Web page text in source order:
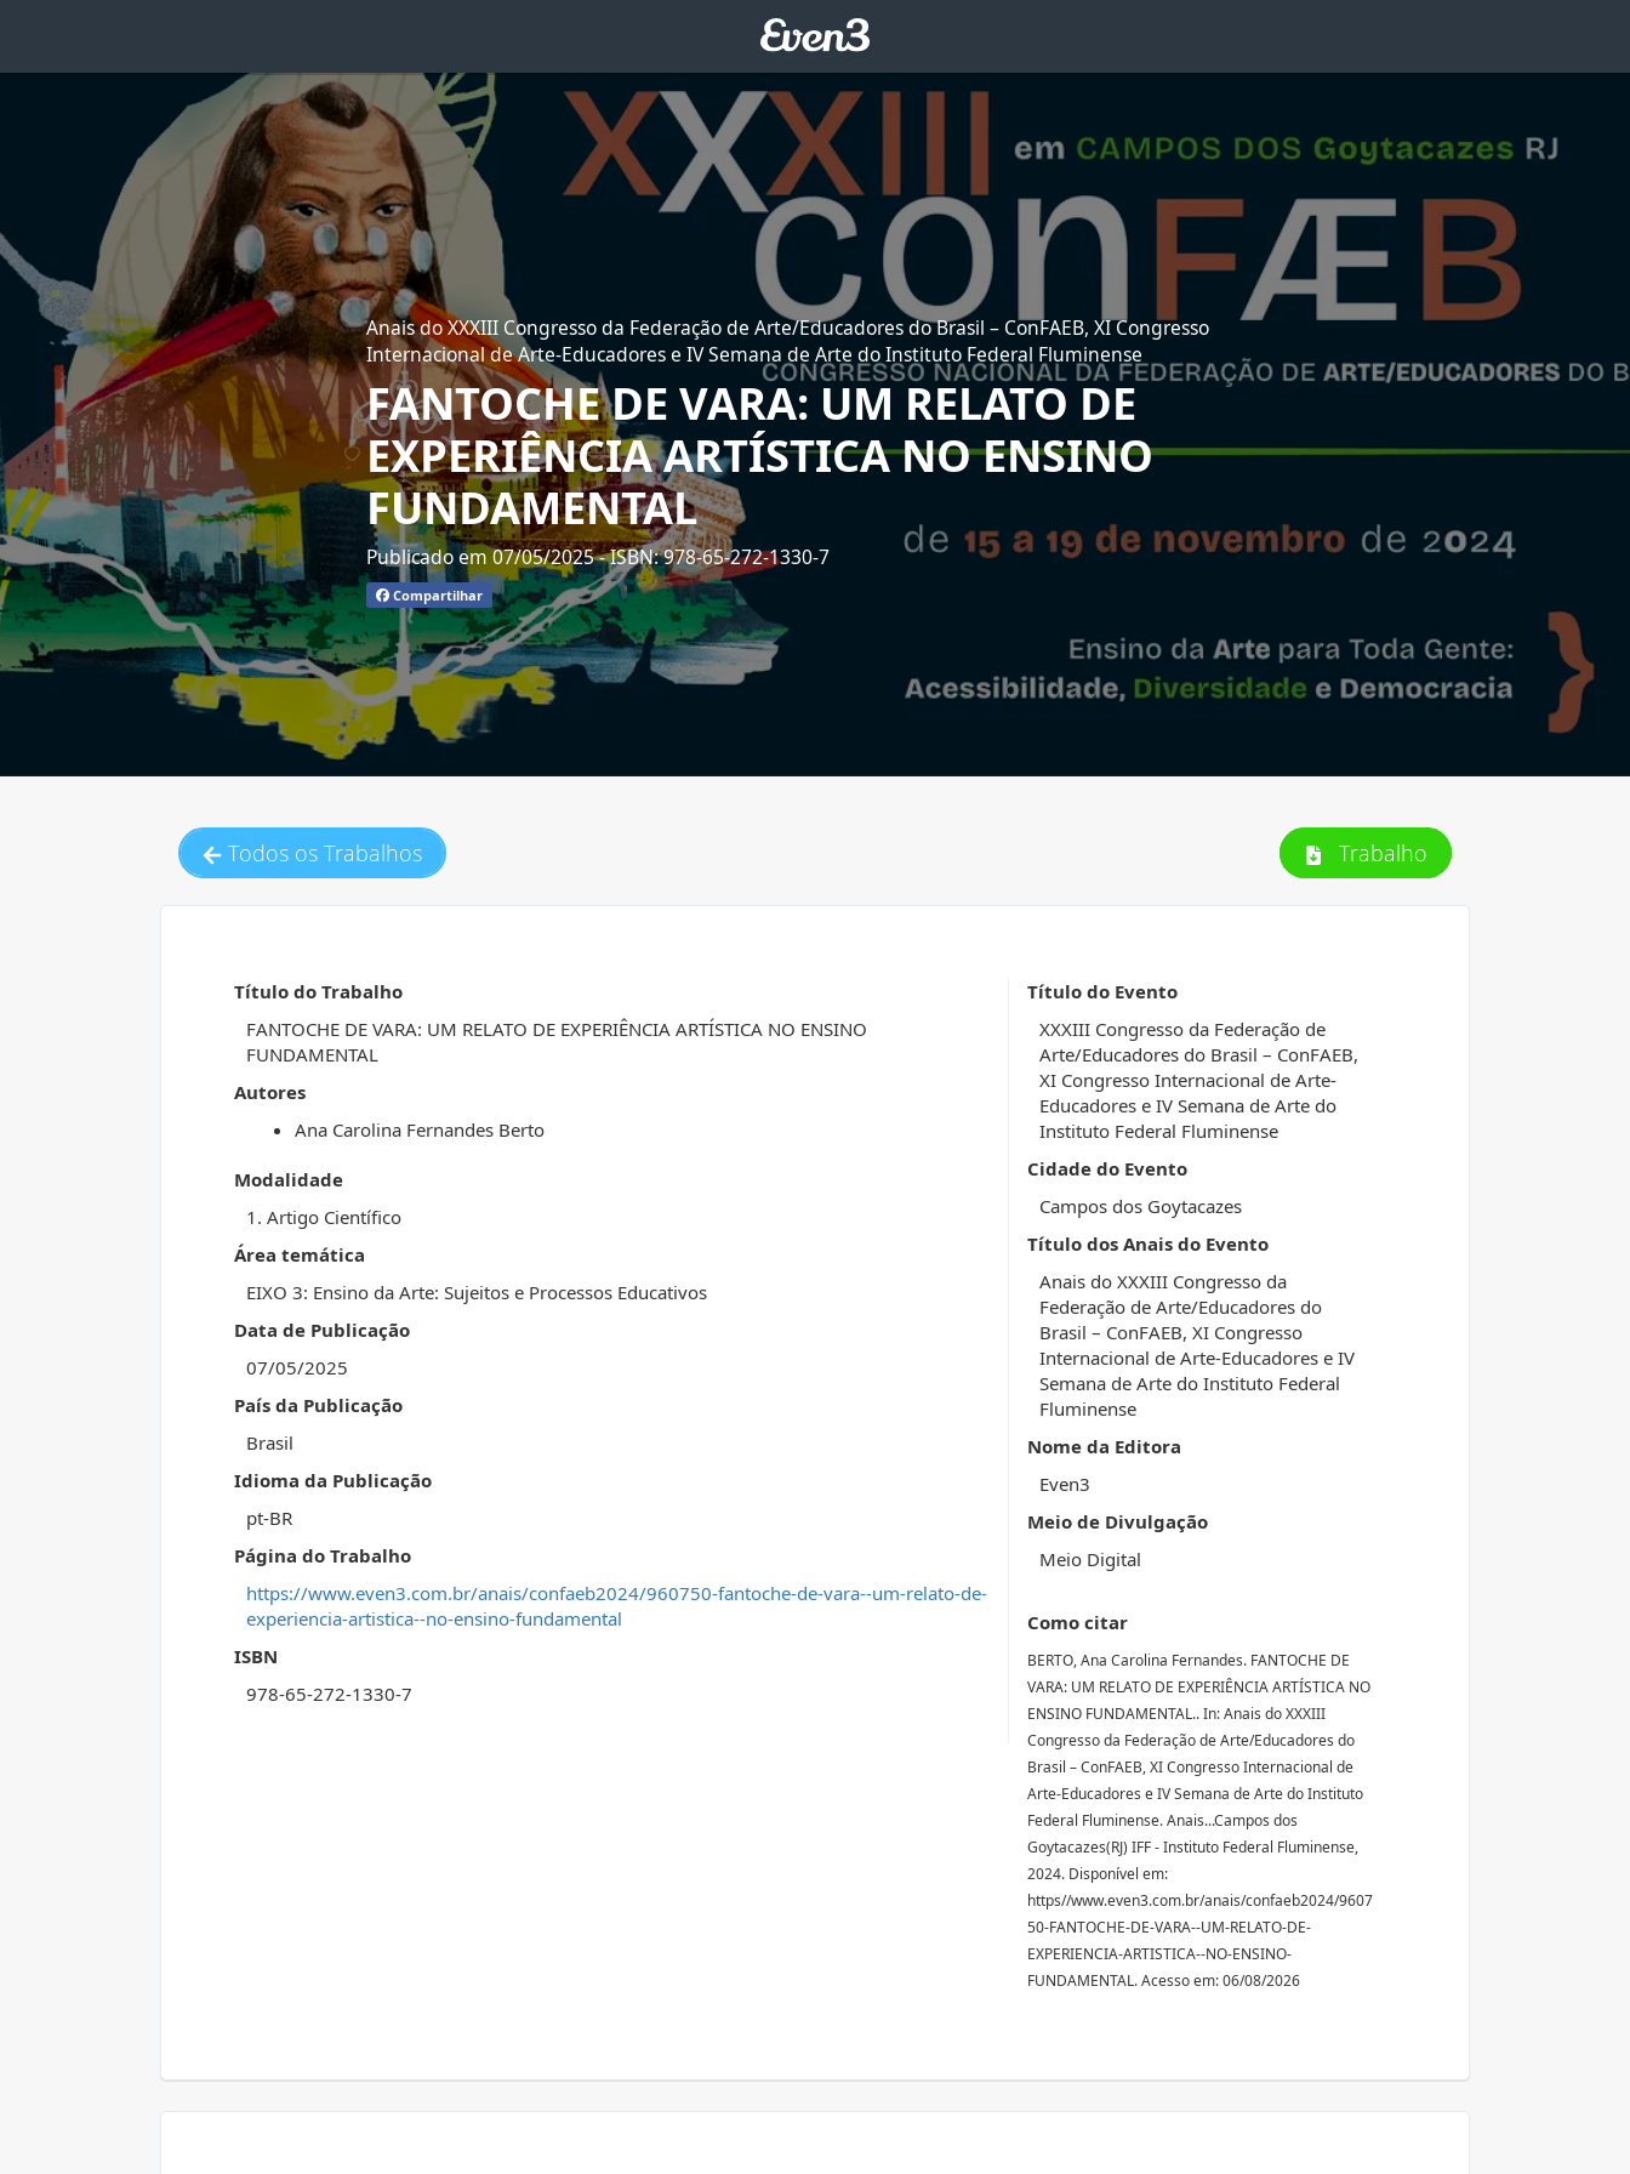
Anais do XXXIII Congresso da Federação de Arte/Educadores do Brasil – ConFAEB, XI Congresso
Internacional de Arte-Educadores e IV Semana de Arte do Instituto Federal Fluminense
FANTOCHE DE VARA: UM RELATO DE
EXPERIÊNCIA ARTÍSTICA NO ENSINO
FUNDAMENTAL
Publicado em 07/05/2025- ISBN: 978-65-272-1330-7
Compartilhar
Todos os Trabalhos Trabalho
Título do Trabalho
FANTOCHE DE VARA: UM RELATO DE EXPERIÊNCIA ARTÍSTICA NO ENSINO
FUNDAMENTAL
Autores
Ana Carolina Fernandes Berto
Modalidade
1. Artigo Científico
Área temática
EIXO 3: Ensino da Arte: Sujeitos e Processos Educativos
Data de Publicação
07/05/2025
País da Publicação
Brasil
Idioma da Publicação
pt-BR
Página do Trabalho
https://www.even3.com.br/anais/confaeb2024/960750-fantoche-de-vara--um-relato-de-
experiencia-artistica--no-ensino-fundamental
ISBN
978-65-272-1330-7
Título do Evento
XXXIII Congresso da Federação de
Arte/Educadores do Brasil – ConFAEB,
XI Congresso Internacional de Arte-
Educadores e IV Semana de Arte do
Instituto Federal Fluminense
Cidade do Evento
Campos dos Goytacazes
Título dos Anais do Evento
Anais do XXXIII Congresso da
Federação de Arte/Educadores do
Brasil – ConFAEB, XI Congresso
Internacional de Arte-Educadores e IV
Semana de Arte do Instituto Federal
Fluminense
Nome da Editora
Even3
Meio de Divulgação
Meio Digital
Como citar
BERTO, Ana Carolina Fernandes. FANTOCHE DE
VARA: UM RELATO DE EXPERIÊNCIA ARTÍSTICA NO
ENSINO FUNDAMENTAL.. In: Anais do XXXIII
Congresso da Federação de Arte/Educadores do
Brasil – ConFAEB, XI Congresso Internacional de
Arte-Educadores e IV Semana de Arte do Instituto
Federal Fluminense. Anais...Campos dos
Goytacazes(RJ) IFF - Instituto Federal Fluminense,
2024. Disponível em:
https//www.even3.com.br/anais/confaeb2024/9607
50-FANTOCHE-DE-VARA--UM-RELATO-DE-
EXPERIENCIA-ARTISTICA--NO-ENSINO-
FUNDAMENTAL. Acesso em: 06/08/2026